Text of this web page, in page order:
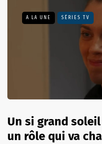
A LA UNE SÉRIES TV
Un si grand
un rôle qui va